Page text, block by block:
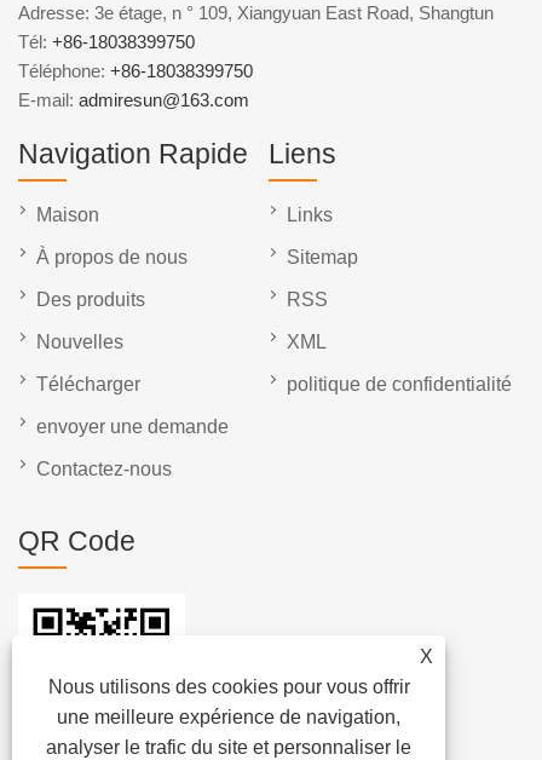
X
Nous utilisons des cookies pour vous offrir
une meilleure expérience de navigation,
analyser le trafic du site et personnaliser le
Adresse: 3e étage, n ° 109, Xiangyuan East Road, Shangtun
Tél: +86-18038399750
Téléphone: +86-18038399750
E-mail: admiresun@163.com
Navigation Rapide
Maison
À propos de nous
Des produits
Nouvelles
Télécharger
envoyer une demande
Contactez-nous
Liens
Links
Sitemap
RSS
XML
politique de confidentialité
QR Code